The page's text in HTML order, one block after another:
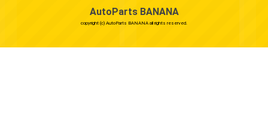
AutoParts BANANA
copyright (c) AutoParts BANANA all rights reserved.